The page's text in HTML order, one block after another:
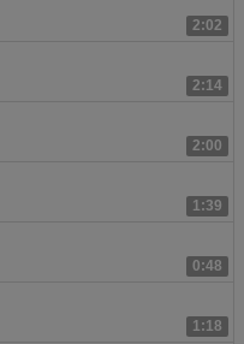
2:02
2:14
2:00
1:39
0:48
1:18